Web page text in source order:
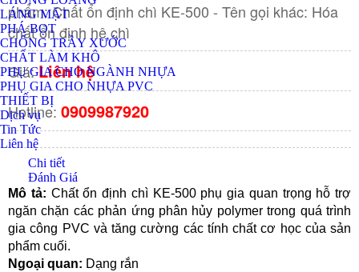
LÁNG MẶT
PHÁ BỌT
CHỐNG TRẦY XƯỚC
CHẤT LÀM KHÔ
PHỤ GIA CHO NGÀNH NHỰA
PHỤ GIA CHO NHỰA PVC
THIẾT BỊ
Dịch vụ
Tin Tức
Liên hệ
phẩm: Chất ổn định chì KE-500 - Tên gọi khác: Hóa
chất ổn định hệ chì
Giá:Liên hệ
Hotline: 0909987920
Chi tiết
Đánh Giá
Mô tả: Chất ổn định chì KE-500 phụ gia quan trọng hỗ trợ
ngăn chặn các phản ứng phân hủy polymer trong quá trình
gia công PVC và tăng cường các tính chất cơ học của sản
phẩm cuối.
Ngoại quan: Dạng rắn